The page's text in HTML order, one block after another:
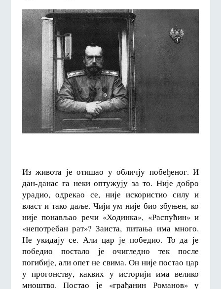
Из живота је отишао у обличју побеђеног. И
дан-данас га неки оптужују за то. Није добро
урадио, одрекао се, није искористио силу и
власт и тако даље. Чији ум није био збуњен, ко
није понављао речи «Ходинка», «Распућин» и
«непотребан рат»? Заиста, питања има много.
Не укидају се. Али цар је победио. То да је
победио постало је очигледно тек после
погибије, али опет не свима. Он није постао цар
у прогонству, каквих у историји има велико
мноштво. Постао је «грађанин Романов» у